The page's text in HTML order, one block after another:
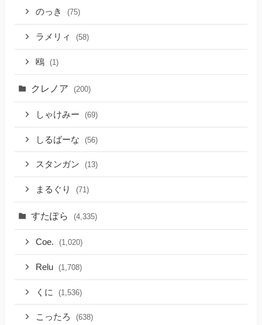
のっき (75)
ラメリィ (58)
鴎 (1)
クレノア (200)
しゃけみー (69)
しるばーな (56)
スタンガン (13)
まるぐり (71)
すたぽら (4,335)
Coe. (1,020)
Relu (1,708)
くに (1,536)
こったろ (638)